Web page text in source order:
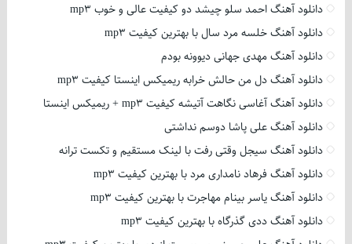
دانلود آهنگ احمد سلو چیشد دو کیفیت عالی و خوب mp3
دانلود آهنگ خلسه مرد سال با بهترین کیفیت mp3
دانلود آهنگ مهدی جهانی دیوونه بودم
دانلود آهنگ دل من حالش خرابه ریمیکس اینستا کیفیت mp3
دانلود آهنگ آغاسی نگاهت آتیشه کیفیت mp3 + ریمیکس اینستا
دانلود آهنگ علی پاشا دوسم نداشتی
دانلود آهنگ سیجل وقتی رفت با لینک مستقیم و تکست ترانه
دانلود آهنگ فرهاد نامداری مرد با بهترین کیفیت mp3
دانلود آهنگ یاسر بینام مهاجرت با بهترین کیفیت mp3
دانلود آهنگ ددی گذرگاه با بهترین کیفیت mp3